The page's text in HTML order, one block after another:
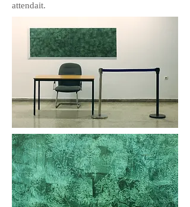
attendait.